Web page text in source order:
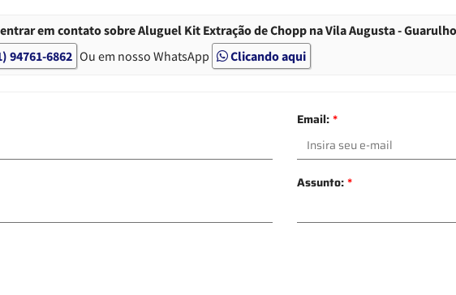
em contato sobre Aluguel Kit Extração de Chopp na Vila Augusta -
94761-6862 Ou em nosso WhatsApp Clicando aqui
Email:*
Assunto:*